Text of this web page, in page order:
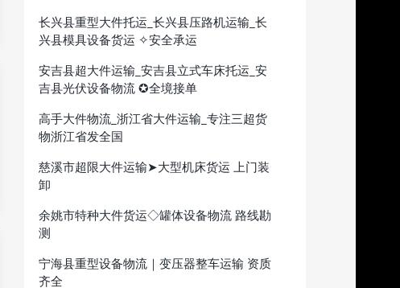
长兴县重型大件托运_长兴县压路机运输_长
兴县模具设备货运 ✧安全承运
安吉县超大件运输_安吉县立式车床托运_安
吉县光伏设备物流 ✪全境接单
高手大件物流_浙江省大件运输_专注三超货
物浙江省发全国
慈溪市超限大件运输➤大型机床货运 上门装
卸
余姚市特种大件货运◇罐体设备物流 路线勘
测
宁海县重型设备物流｜变压器整车运输 资质
齐全